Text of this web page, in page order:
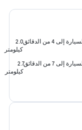
إلى 4 من الدقائق
2.0
كيلومتر
إلى 7 من الدقائق
2.7
كيلومتر